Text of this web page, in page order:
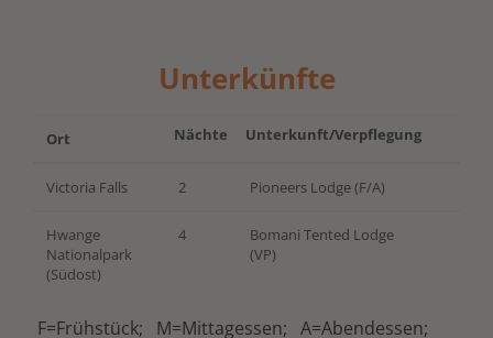
Unterkünfte
Ort Nächte Unterkunft/Verpflegung
Victoria Falls 2 Pioneers Lodge (F/A)
Hwange
Nationalpark
(Südost)
4
Bomani Tented Lodge
(VP)
F=Frühstück; M=Mittagessen; A=Abendessen;